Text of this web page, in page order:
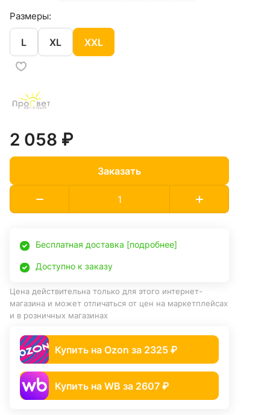
Размеры:
L XL XXL
2 058 ₽
Заказать
Бесплатная доставка [подробнее]
Доступно к заказу
Цена действительна только для этого интернет-
магазина и может отличаться от цен на маркетплейсах
и в розничных магазинах
Купить на Ozon за 2325 ₽
Купить на WB за 2607 ₽